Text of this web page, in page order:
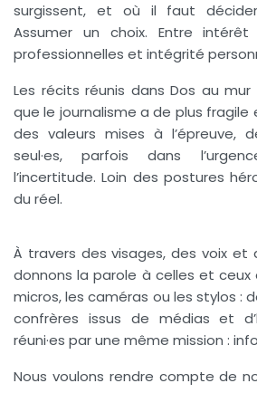
surgissent, et où il faut
Assumer un choix. Entre intérêt
professionnelles et intégrité
Les récits réunis dans Dos au
que le journalisme a de plus fragile
des valeurs mises à l’épreuve,
seul·es, parfois dans
l’incertitude. Loin des postures
du réel.
À travers des visages, des voix et
donnons la parole à celles et ceux
micros, les caméras ou les stylos :
confrères issus de médias et
réuni·es par une même mission :
Nous voulons rendre compte de